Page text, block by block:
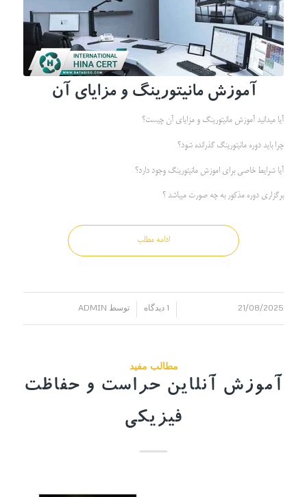
آموزش مانیتورینگ و مزایای آن
آیا میدانید آموزش مانیتورینگ و مزایای آن چیست؟
چرا باید دوره مانیتورینگ گذرانده شود؟
آیا شرایط خاصی برای اموزش مانیتورینگ وجود دارد؟
برگزاری دوره مذکور به چه صورت میباشد ؟
ادامه مطلب
21/08/2025 1 دیدگاه توسط ADMIN
مطالب مفید
آموزش آنلاین حراست و حفاظت
فیزیکی